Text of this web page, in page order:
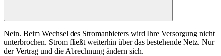
Nein. Beim Wechsel des Stromanbieters wird Ihre Versorgung nicht
unterbrochen. Strom fließt weiterhin über das bestehende Netz. Nur
der Vertrag und die Abrechnung ändern sich.